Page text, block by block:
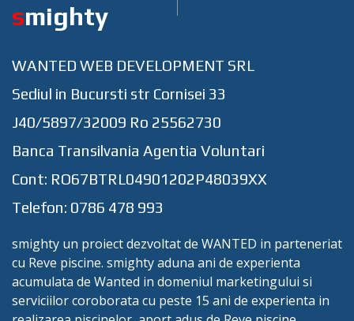
smighty
WANTED WEB DEVELOPMENT SRL
Sediul in Bucursti str Cornisei 33
J40/5897/32009 Ro 25562730
Banca Transilvania Agentia Voluntari
Cont: RO67BTRL04901202P48039XX
Telefon: 0786 478 993
smighty un proiect dezvoltat de WANTED in parteneriat
cu Reve piscine. smighty aduna ani de experienta
acumulata de Wanted in domeniul marketingului si
serviciilor coroborata cu peste 15 ani de experienta in